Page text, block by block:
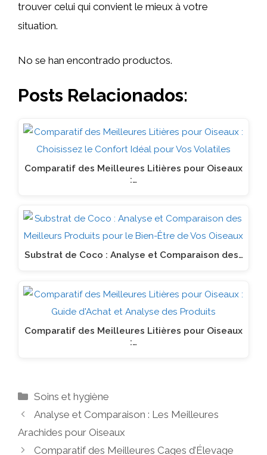
trouver celui qui convient le mieux à votre
situation.
No se han encontrado productos.
Posts Relacionados:
Comparatif des Meilleures Litières pour Oiseaux
:…
Substrat de Coco : Analyse et Comparaison des…
Comparatif des Meilleures Litières pour Oiseaux
:…
Catégories
Soins et hygiène
Analyse et Comparaison : Les Meilleures
Arachides pour Oiseaux
Comparatif des Meilleures Cages d’Élevage